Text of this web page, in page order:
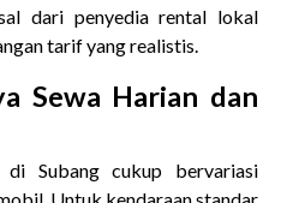
dari penyedia rental lokal
tarif yang realistis.
Sewa Harian dan
Subang cukup bervariasi
Untuk kendaraan standar